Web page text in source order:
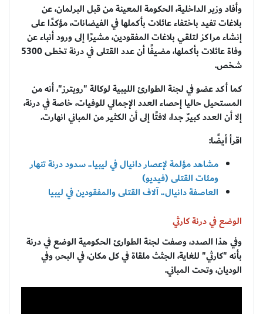
وأفاد وزير الداخلية، الحكومة المعينة من قبل البرلمان، عن
بلاغات تفيد باختفاء عائلات بأكملها في الفيضانات، مؤكدًا على
إنشاء مراكز لتلقي بلاغات المفقودين، مشيرًا إلى ورود أنباء عن
وفاة عائلات بأكملها، مضيفًا أن عدد القتلى في درنة تخطى 5300
شخص.
كما أكد عضو في لجنة الطوارئ الليبية لوكالة "رويترز"، أنه من
المستحيل حاليا إحصاء العدد الإجمالي للوفيات، خاصة في درنة،
إلا أن العدد كبيرٌ جدا، لافتًا إلى أن الكثير من المباني انهارت.
اقرأ أيضًا:
مشاهد مؤلمة لإعصار دانيال في ليبيا.. سدود درنة تنهار
ومئات القتلى (فيديو)
العاصفة دانيال.. آلاف القتلى والمفقودين في ليبيا
الوضع في درنة كارثي
وفي هذا الصدد، وصفت لجنة الطوارئ الحكومية الوضع في درنة
بأنه "كارثي" للغاية، الجثث ملقاة في كل مكان، في البحر، وفي
الوديان، وتحت المباني.